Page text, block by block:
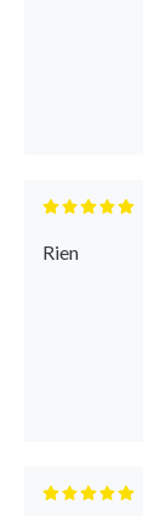
Rien